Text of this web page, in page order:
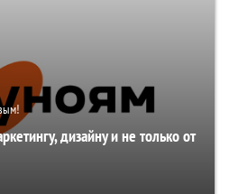
дизайну и не только от